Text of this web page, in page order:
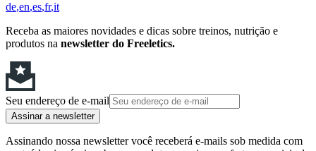
de en es fr it
Receba as maiores novidades e dicas sobre treinos, nutrição e
produtos na newsletter do Freeletics.
Seu endereço de e-mail
Assinar a newsletter
Assinando nossa newsletter você receberá e-mails sob medida com